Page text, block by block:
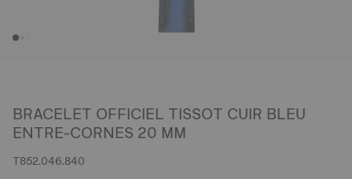
BRACELET OFFICIEL TISSOT CUIR BLEU
ENTRE-CORNES 20 MM
T852.046.840